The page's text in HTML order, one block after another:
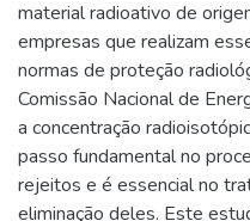
material radioativo de
empresas que realizam
normas de proteção
Comissão Nacional de
a concentração
passo fundamental no
rejeitos e é essencial no
eliminação deles. Este